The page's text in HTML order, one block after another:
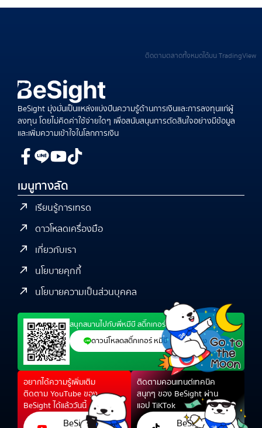
ติดตามตลาดทั้งหมดได้บน TradingView
BeSight มุ่งมั่นเป็นแหล่งแบ่งปันความรู้ด้านการเงินและการลงทุนแก่ผู้
ลงทุน โดยไม่คิดค่าใช้จ่ายใดๆ เพื่อสนับสนุนการตัดสินใจอย่างมีข้อมูล
และเพิ่มความเข้าใจในโลกการเงิน
เมนูทางลัด
เรียนรู้การเทรด
ดาวโหลดเครื่องมือ
เกี่ยวกับเรา
นโยบายคุกกี้
นโยบายความเป็นส่วนบุคคล
สนุกสนานไปกับพี่หมีบี สติ๊กเกอร์ไลน์สุดน่ารัก ได้แล้ว
ดาวน์โหลดสติ๊กเกอร์ หมีบี นักเทรดทอง
อยากได้ความรู้เพิ่มเติม
ติดตาม YouTube ของ
BeSight ได้แล้ววันนี้
BeSight
ติดตามคอนเทนต์เทคนิค
สนุกๆ ของ BeSight ผ่าน
แอป TiKTok
BeSight